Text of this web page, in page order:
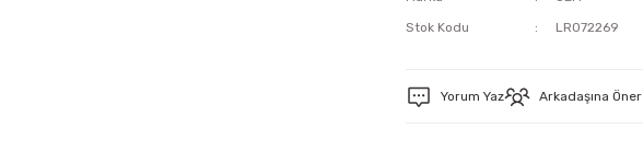
Stok Kodu
LR072269
Yorum Yaz Arkadaşına Öner